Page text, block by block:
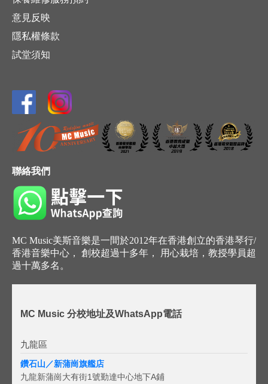
意見反映
隱私權條款
試堂須知
聯絡我們
MC Music美斯音樂是一間於2012年在香港創立的香港琴行/
香港音樂中心， 創校超過十多年， 用心栽培，教授學員超
過十萬多名。
MC Music 分校地址及WhatsApp電話
九龍區
鑽石山／新蒲崗旗艦店
九龍新蒲崗大有街1號勤達中心地下A鋪